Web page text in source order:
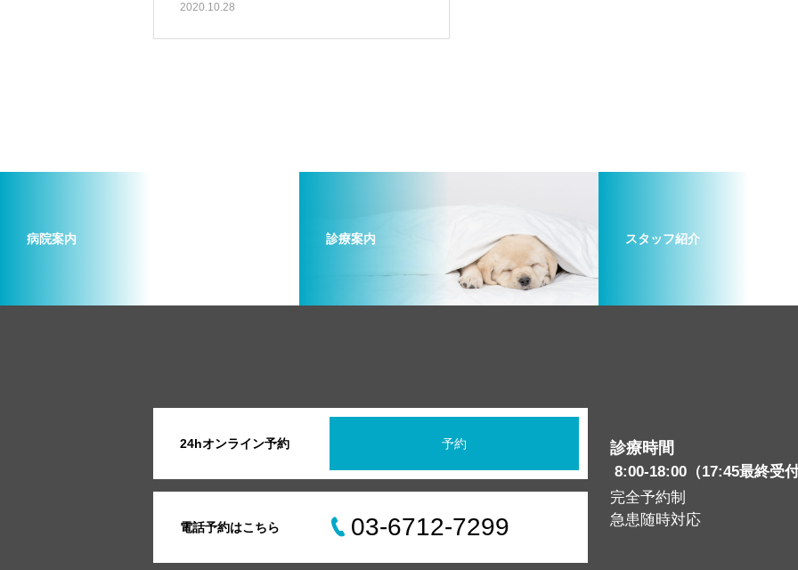
2020.10.28
病院案内 診療案内 スタッフ紹介
24hオンライン予約 予約
電話予約はこちら 03-6712-7299
診療時間
8:00-18:00（17:45最終受
完全予約制
急患随時対応